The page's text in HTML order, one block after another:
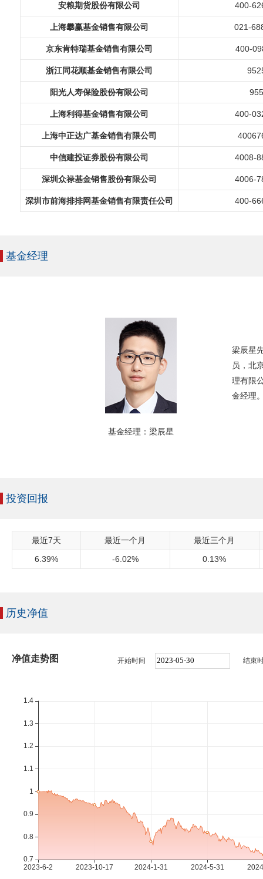
安粮期货股份有限公司 400-
上海攀赢基金销售有限公司 021-
京东肯特瑞基金销售有限公司 400-
浙江同花顺基金销售有限公司
阳光人寿保险股份有限公司
上海利得基金销售有限公司 400-
上海中正达广基金销售有限公司
中信建投证券股份有限公司 4008-
深圳众禄基金销售股份有限公司 4006-
深圳市前海排排网基金销售有限责任公司 400-
基金经理
基金经理：梁辰星
梁辰星
员，北
理有限
金经理
投资回报
最近7天 最近一个月
最近三个月
6.39%
-6.02% 0.13%
历史净值
净值走势图 开始时间 结束